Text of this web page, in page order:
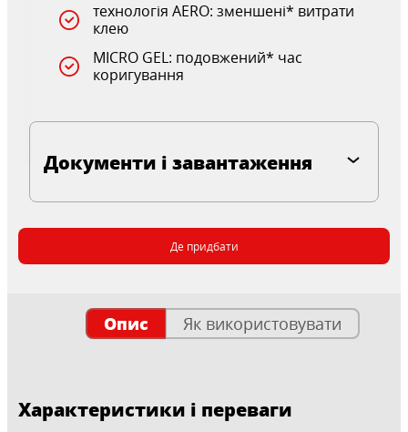
технологія AERO: зменшені* витрати
клею
MICRO GEL: подовжений* час
коригування
Документи і завантаження
Де придбати
Опис Як використовувати
Характеристики і переваги